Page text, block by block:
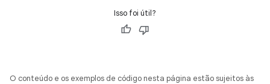
Isso foi útil?
O conteúdo e os exemplos de código nesta página estão sujeitos às